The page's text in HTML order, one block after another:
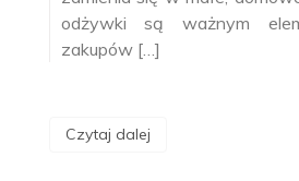
odżywki są ważnym
zakupów […]
Czytaj dalej